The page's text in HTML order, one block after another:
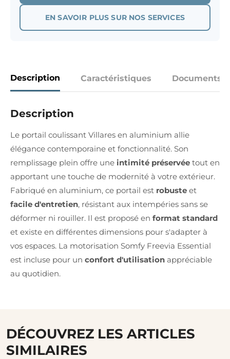
EN SAVOIR PLUS SUR NOS SERVICES
Description Caractéristiques Documents
Description
Le portail coulissant Villares en aluminium allie
élégance contemporaine et fonctionnalité. Son
remplissage plein offre une intimité préservée tout en
apportant une touche de modernité à votre extérieur.
Fabriqué en aluminium, ce portail est robuste et
facile d'entretien, résistant aux intempéries sans se
déformer ni rouiller. Il est proposé en format standard
et existe en différentes dimensions pour s'adapter à
vos espaces. La motorisation Somfy Freevia Essential
est incluse pour un confort d'utilisation appréciable
au quotidien.
DÉCOUVREZ LES ARTICLES
SIMILAIRES